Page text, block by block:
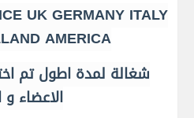
UK GERMANY ITALY
AMERICA
شغالة لمدة اطول تم
الاعضاء و